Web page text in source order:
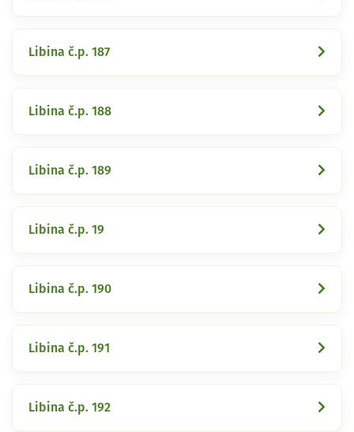
Libina č.p. 187
Libina č.p. 188
Libina č.p. 189
Libina č.p. 19
Libina č.p. 190
Libina č.p. 191
Libina č.p. 192